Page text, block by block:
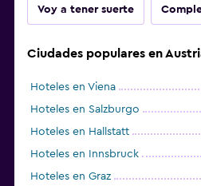
Voy a tener suerte
Ciudades populares en
Hoteles en Viena
Hoteles en Salzburgo
Hoteles en Hallstatt
Hoteles en Innsbruck
Hoteles en Graz